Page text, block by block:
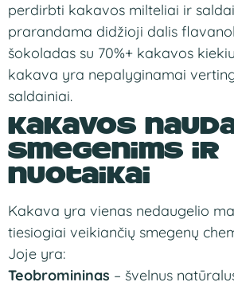
perdirbti kakavos milteliai ir
prarandama didžioji dalis
šokoladas su 70%+ kakavos
kakava yra nepalyginamai
saldainiai.
Kakavos
smegenims ir
nuotaikai
Kakava yra vienas nedaugelio
tiesiogiai veikiančių smegenų
Joje yra:
Teobromininas – švelnus